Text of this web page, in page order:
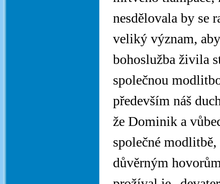
nesdělovala by se
veliký význam,
bohoslužba živila
společnou
především náš
že Dominik a
společné modlitbě,
důvěrným